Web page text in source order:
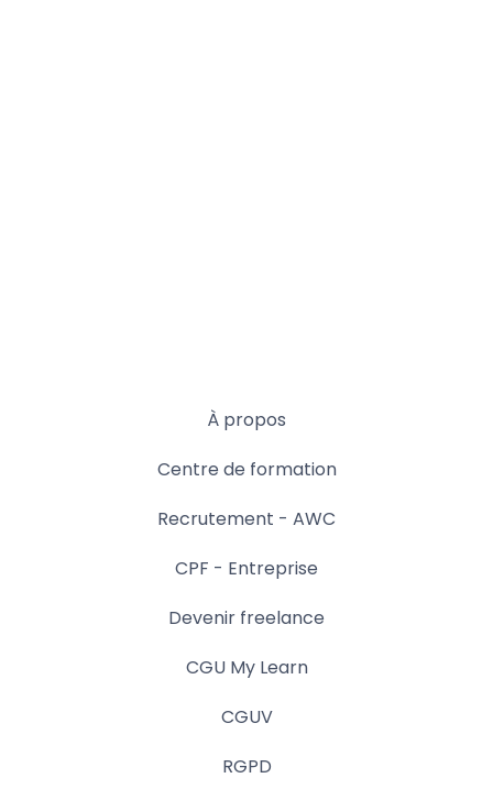
À propos
Centre de formation
Recrutement - AWC
CPF - Entreprise
Devenir freelance
CGU My Learn
CGUV
RGPD